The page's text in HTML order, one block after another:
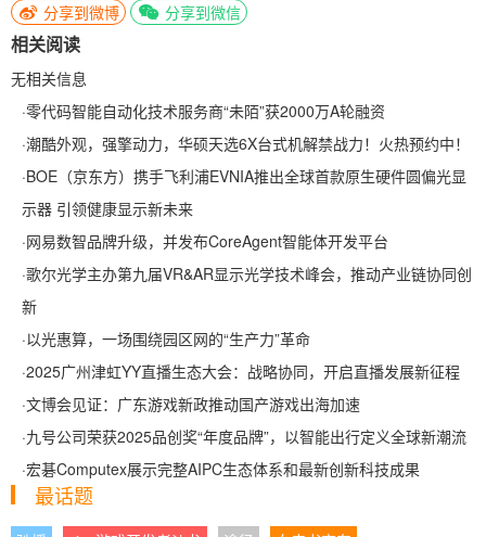
分享到微博 分享到微信
相关阅读
无相关信息
·零代码智能自动化技术服务商“未陌”获2000万A轮融资
·潮酷外观，强擎动力，华硕天选6X台式机解禁战力！火热预约中！
·BOE（京东方）携手飞利浦EVNIA推出全球首款原生硬件圆偏光显
示器 引领健康显示新未来
·网易数智品牌升级，并发布CoreAgent智能体开发平台
·歌尔光学主办第九届VR&AR显示光学技术峰会，推动产业链协同创
新
·以光惠算，一场围绕园区网的“生产力”革命
·2025广州津虹YY直播生态大会：战略协同，开启直播发展新征程
·文博会见证：广东游戏新政推动国产游戏出海加速
·九号公司荣获2025品创奖“年度品牌”，以智能出行定义全球新潮流
·宏碁Computex展示完整AIPC生态体系和最新创新科技成果
最话题